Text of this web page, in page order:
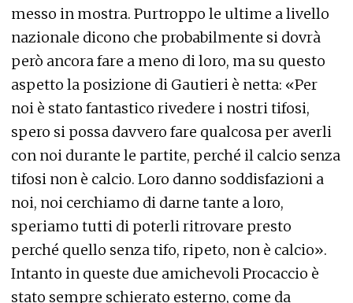
messo in mostra. Purtroppo le ultime a livello
nazionale dicono che probabilmente si dovrà
però ancora fare a meno di loro, ma su questo
aspetto la posizione di Gautieri è netta: «Per
noi è stato fantastico rivedere i nostri tifosi,
spero si possa davvero fare qualcosa per averli
con noi durante le partite, perché il calcio senza
tifosi non è calcio. Loro danno soddisfazioni a
noi, noi cerchiamo di darne tante a loro,
speriamo tutti di poterli ritrovare presto
perché quello senza tifo, ripeto, non è calcio».
Intanto in queste due amichevoli Procaccio è
stato sempre schierato esterno, come da